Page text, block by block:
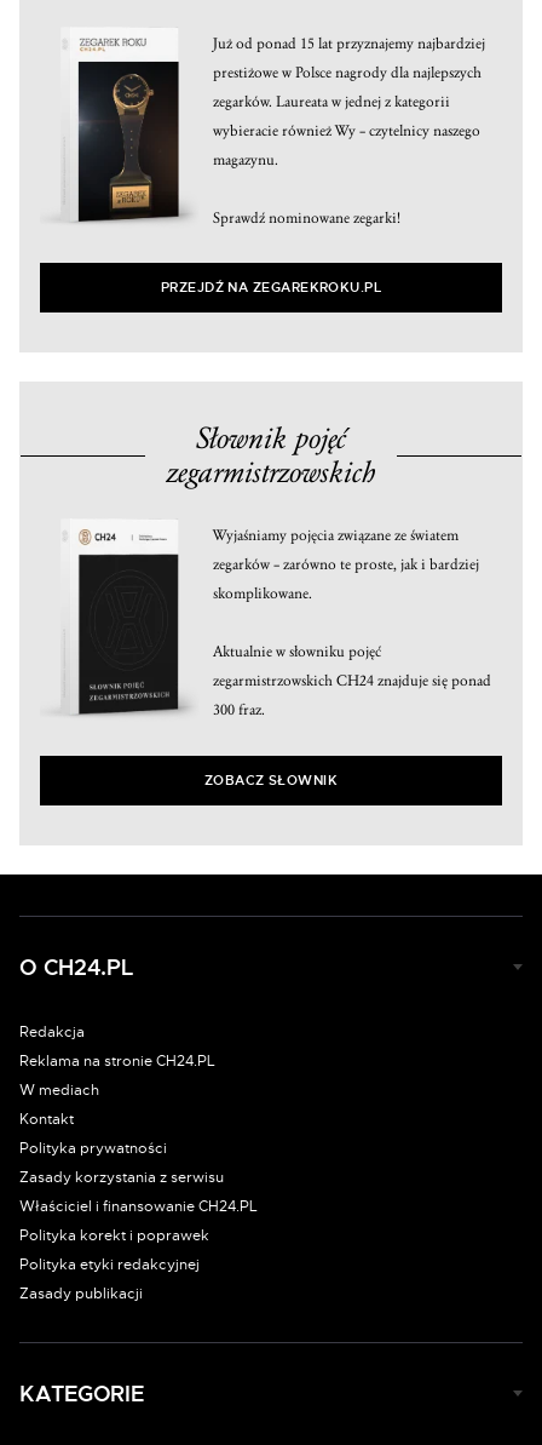
Już od ponad 15 lat przyznajemy najbardziej
prestiżowe w Polsce nagrody dla najlepszych
zegarków. Laureata w jednej z kategorii
wybieracie również Wy – czytelnicy naszego
magazynu.
Sprawdź nominowane zegarki!
PRZEJDŹ NA ZEGAREKROKU.PL
Słownik pojęć
zegarmistrzowskich
Wyjaśniamy pojęcia związane ze światem
zegarków – zarówno te proste, jak i bardziej
skomplikowane.
Aktualnie w słowniku pojęć
zegarmistrzowskich CH24 znajduje się ponad
300 fraz.
ZOBACZ SŁOWNIK
O CH24.PL
Redakcja
Reklama na stronie CH24.PL
W mediach
Kontakt
Polityka prywatności
Zasady korzystania z serwisu
Właściciel i finansowanie CH24.PL
Polityka korekt i poprawek
Polityka etyki redakcyjnej
Zasady publikacji
KATEGORIE